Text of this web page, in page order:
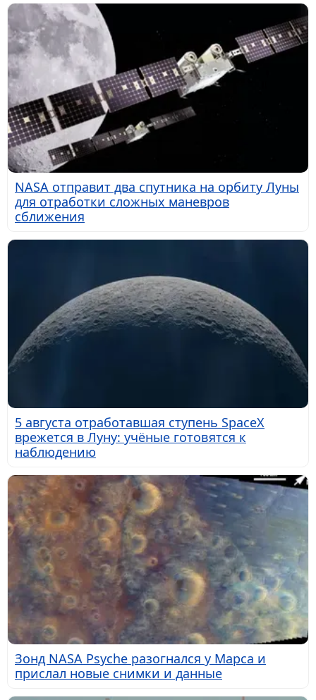
NASA отправит два спутника на орбиту Луны
для отработки сложных маневров
сближения
5 августа отработавшая ступень SpaceX
врежется в Луну: учёные готовятся к
наблюдению
Зонд NASA Psyche разогнался у Марса и
прислал новые снимки и данные